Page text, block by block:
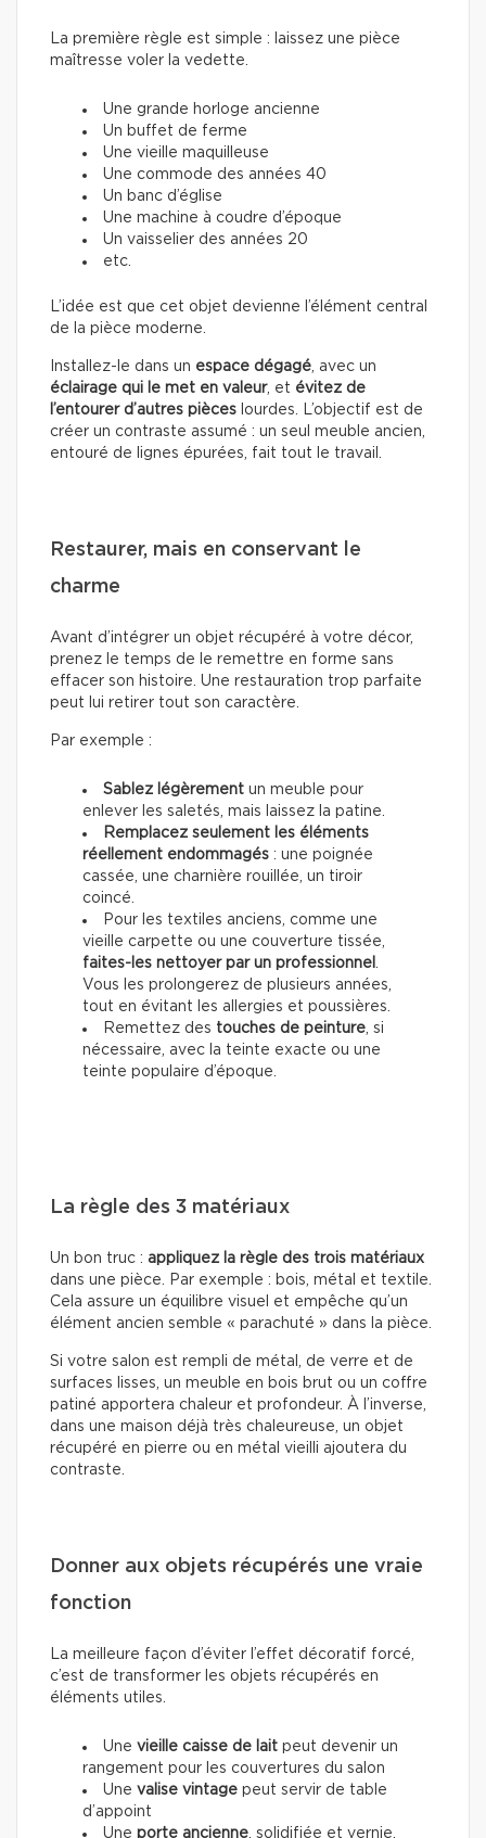
La première règle est simple : laissez une pièce
maîtresse voler la vedette.
Une grande horloge ancienne
Un buffet de ferme
Une vieille maquilleuse
Une commode des années 40
Un banc d’église
Une machine à coudre d’époque
Un vaisselier des années 20
etc.
L’idée est que cet objet devienne l’élément central
de la pièce moderne.
Installez-le dans un espace dégagé, avec un
éclairage qui le met en valeur, et évitez de
l’entourer d’autres pièces lourdes. L’objectif est de
créer un contraste assumé : un seul meuble ancien,
entouré de lignes épurées, fait tout le travail.
Restaurer, mais en conservant le
charme
Avant d’intégrer un objet récupéré à votre décor,
prenez le temps de le remettre en forme sans
effacer son histoire. Une restauration trop parfaite
peut lui retirer tout son caractère.
Par exemple :
Sablez légèrement un meuble pour
enlever les saletés, mais laissez la patine.
Remplacez seulement les éléments
réellement endommagés : une poignée
cassée, une charnière rouillée, un tiroir
coincé.
Pour les textiles anciens, comme une
vieille carpette ou une couverture tissée,
faites-les nettoyer par un professionnel .
Vous les prolongerez de plusieurs années,
tout en évitant les allergies et poussières.
Remettez des touches de peinture, si
nécessaire, avec la teinte exacte ou une
teinte populaire d’époque.
La règle des 3 matériaux
Un bon truc : appliquez la règle des trois matériaux
dans une pièce. Par exemple : bois, métal et textile.
Cela assure un équilibre visuel et empêche qu’un
élément ancien semble « parachuté » dans la pièce.
Si votre salon est rempli de métal, de verre et de
surfaces lisses, un meuble en bois brut ou un coffre
patiné apportera chaleur et profondeur. À l’inverse,
dans une maison déjà très chaleureuse, un objet
récupéré en pierre ou en métal vieilli ajoutera du
contraste.
Donner aux objets récupérés une vraie
fonction
La meilleure façon d’éviter l’effet décoratif forcé,
c’est de transformer les objets récupérés en
éléments utiles.
Une vieille caisse de lait peut devenir un
rangement pour les couvertures du salon
Une valise vintage peut servir de table
d’appoint
Une porte ancienne, solidifiée et vernie,